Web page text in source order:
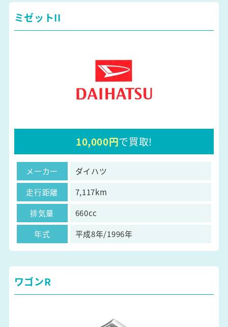
ミゼットII
10,000円で買取!
メーカー
ダイハツ
走行距離
7,117km
排気量
660cc
年式
平成8年/1996年
ワゴンR